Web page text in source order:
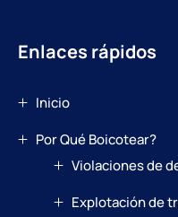
Enlaces rápidos
Inicio
Por Qué Boicotear?
Violaciones de
Explotación de